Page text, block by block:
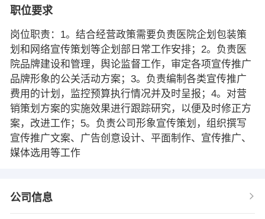
职位要求
岗位职责：1。结合经营政策需要负责医院企划包装策
划和网络宣传策划等企划部日常工作安排；2。负责医
院品牌建设和管理，舆论监督工作，审定各项宣传推广
品牌形象的公关活动方案；3。负责编制各类宣传推广
费用的计划，监控预算执行情况并及时呈报；4。对营
销策划方案的实施效果进行跟踪研究，以便及时修正方
案，改进工作；5。负责公司形象宣传策划，组织撰写
宣传推广文案、广告创意设计、平面制作、宣传推广、
媒体选用等工作
公司信息